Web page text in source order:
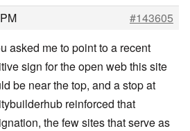
#143605
asked me to point to a recent
sign for the open web this site
be near the top, and a stop at
reinforced that
the few sites that serve as